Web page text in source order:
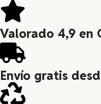
Valorado 4,9 en
Envío gratis